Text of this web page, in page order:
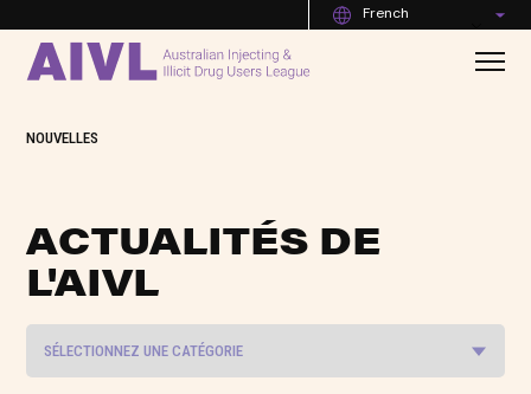
French
NOUVELLES
ACTUALITÉS DE
L'AIVL